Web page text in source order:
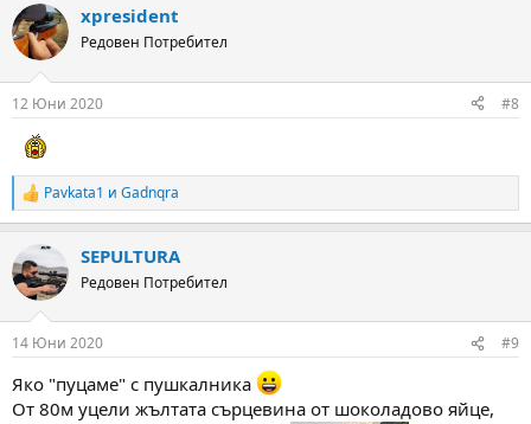
c
t
i
s
xpresident
Редовен Потребител
12 Юни 2020 #8
R
e
c
t
i
s
Pavkata1 и Gadnqra
SEPULTURA
Редовен Потребител
14 Юни 2020 #9
Яко "пуцаме" с пушкалника
От 80м уцели жълтата сърцевина от шоколадово яйце,